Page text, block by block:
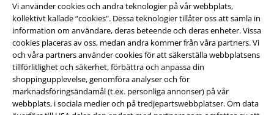
Vi använder cookies och andra teknologier på vår webbplats,
kollektivt kallade “cookies". Dessa teknologier tillåter oss att samla in
information om användare, deras beteende och deras enheter. Vissa
cookies placeras av oss, medan andra kommer från våra partners. Vi
och våra partners använder cookies för att säkerställa webbplatsens
tillförlitlighet och säkerhet, förbättra och anpassa din
shoppingupplevelse, genomföra analyser och för
marknadsföringsändamål (t.ex. personliga annonser) på vår
webbplats, i sociala medier och på tredjepartswebbplatser. Om data
Juridisk information/Villkor
Villkor